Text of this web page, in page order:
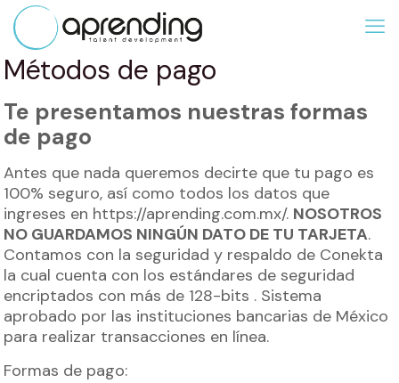
Métodos de pago
Te presentamos nuestras formas
de pago
Antes que nada queremos decirte que tu pago es
100% seguro, así como todos los datos que
ingreses en https://aprending.com.mx/. NOSOTROS
NO GUARDAMOS NINGÚN DATO DE TU TARJETA.
Contamos con la seguridad y respaldo de Conekta
la cual cuenta con los estándares de seguridad
encriptados con más de 128-bits . Sistema
aprobado por las instituciones bancarias de México
para realizar transacciones en línea.
Formas de pago: